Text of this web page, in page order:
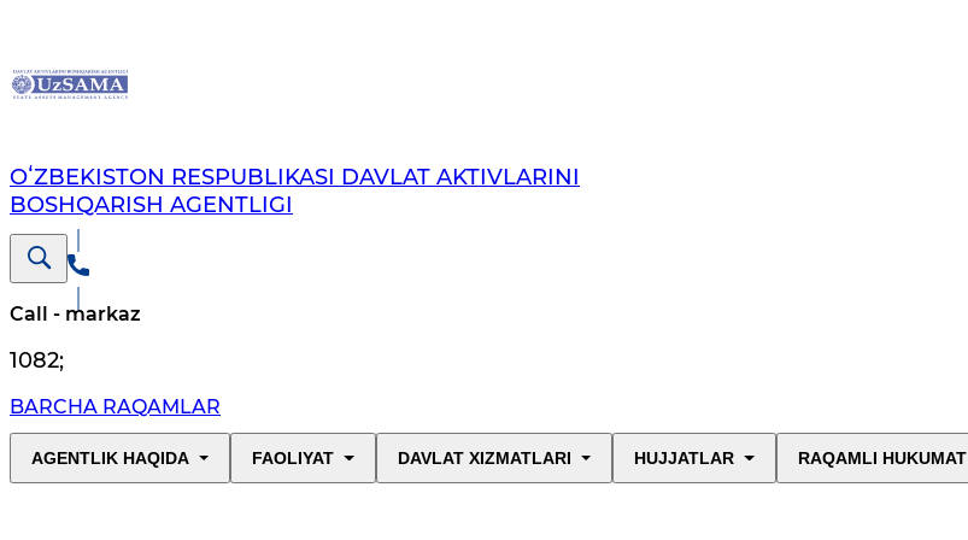
OʻZBEKISTON RESPUBLIKASI DAVLAT AKTIVLARINI
BOSHQARISH AGENTLIGI
Call - markaz
1082;
BARCHA RAQAMLAR
AGENTLIK HAQIDA FAOLIYAT DAVLAT XIZMATLARI HUJJATLAR RAQAMLI HUKUMAT